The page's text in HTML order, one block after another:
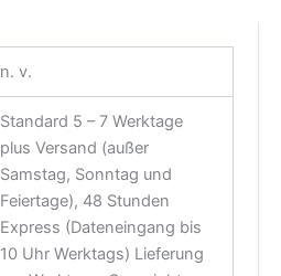
n. v.
Standard 5 – 7 Werktage
plus Versand (außer
Samstag, Sonntag und
Feiertage), 48 Stunden
Express (Dateneingang bis
10 Uhr Werktags) Lieferung